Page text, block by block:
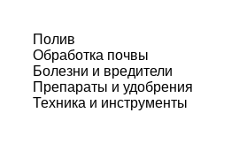
Полив
Обработка почвы
Болезни и вредители
Препараты и удобрения
Техника и инструменты